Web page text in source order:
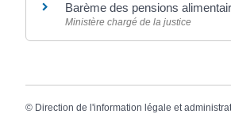
Barème des pensions
Ministère chargé de la justice
© Direction de l'information légale et